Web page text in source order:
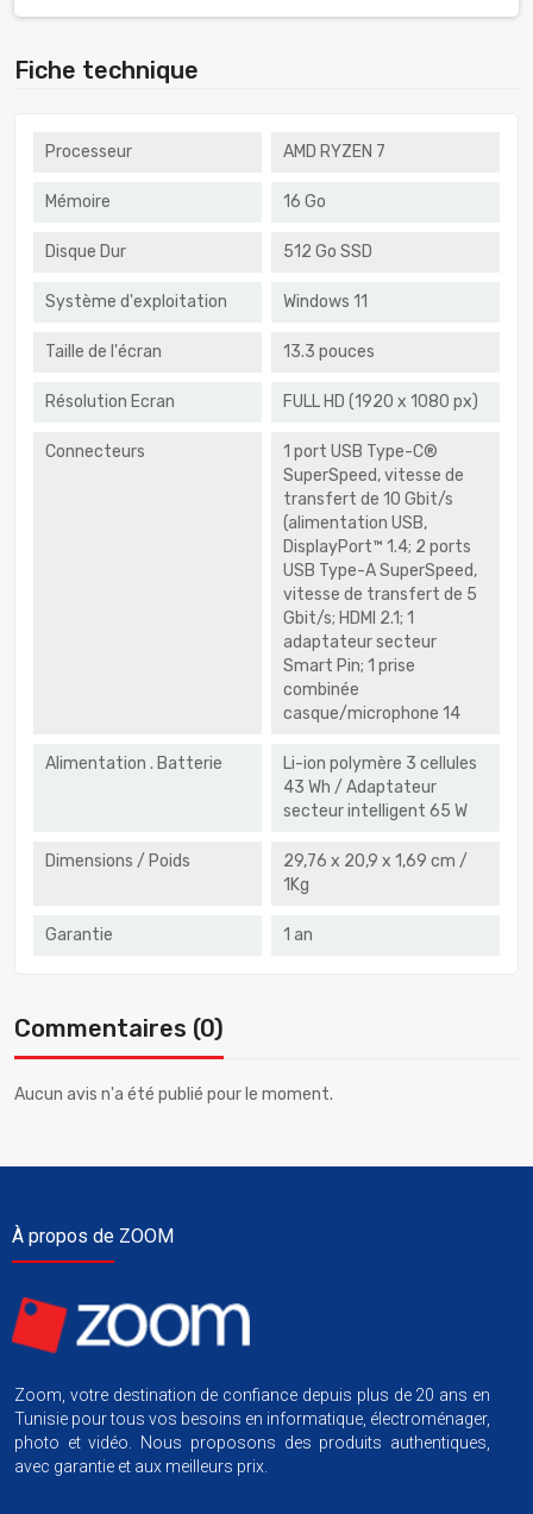
Fiche technique
Processeur AMD RYZEN 7
Mémoire 16 Go
Disque Dur 512 Go SSD
Système d'exploitation Windows 11
Taille de l'écran 13.3 pouces
Résolution Ecran FULL HD (1920 x 1080 px)
Connecteurs
1 port USB Type-C®
SuperSpeed, vitesse de
transfert de 10 Gbit/s
(alimentation USB,
DisplayPort™ 1.4; 2 ports
USB Type-A SuperSpeed,
vitesse de transfert de 5
Gbit/s; HDMI 2.1; 1
adaptateur secteur
Smart Pin; 1 prise
combinée
casque/microphone 14
Alimentation . Batterie
Li-ion polymère 3 cellules
43 Wh / Adaptateur
secteur intelligent 65 W
Dimensions / Poids
29,76 x 20,9 x 1,69 cm /
1Kg
Garantie 1 an
Commentaires (0)
Aucun avis n'a été publié pour le moment.
À propos de ZOOM
Zoom, votre destination de confiance depuis plus de 20 ans en
Tunisie pour tous vos besoins en informatique, électroménager,
photo et vidéo. Nous proposons des produits authentiques,
avec garantie et aux meilleurs prix.